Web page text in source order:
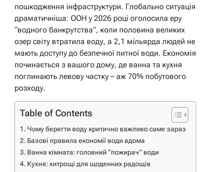
пошкодження інфраструктури. Глобально ситуація
драматичніша: ООН у 2026 році оголосила еру
“водного банкрутства”, коли половина великих
озер світу втратила воду, а 2,1 мільярда людей не
мають доступу до безпечної питної води. Економія
починається з вашого дому, де ванна та кухня
поглинають левову частку – аж 70% побутового
розходу.
Table of Contents
Чому берегти воду критично важливо саме зараз
Базові правила економії води вдома
Ванна кімната: головний “пожирач” води
Кухня: хитрощі для щоденних радощів